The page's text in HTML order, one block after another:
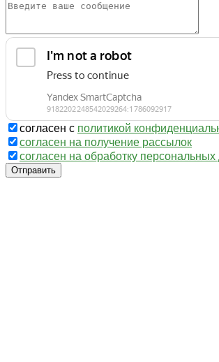
согласен с политикой
согласен на получение рассылок
согласен на обработку
Отправить